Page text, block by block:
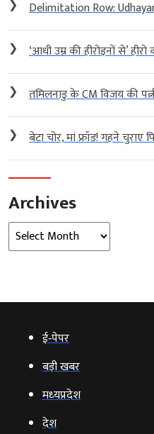
❯ Delimitation Row:
❯ ‘आधी उम्र की हीरोइनों से’ हीरो
❯ तमिलनाडु के CM विजय की
❯ बेटा चोर, मां फ्रॉड! गहने चुराए
Archives
Archives
ई‑पेपर
बड़ी खबर
मध्‍यप्रदेश
देश